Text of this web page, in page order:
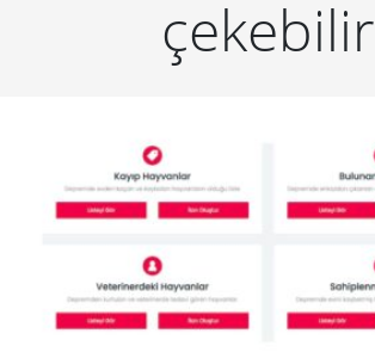
çekebilir